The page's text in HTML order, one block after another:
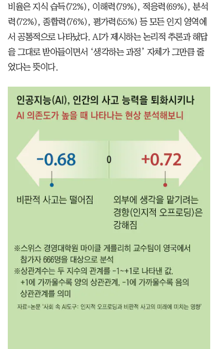
비율은 지식 습득(72%), 이해력(79%), 적응력(69%), 분석
력(72%), 종합력(76%), 평가력(55%) 등 모든 인지 영역에
서 공통적으로 나타났다. AI가 제시하는 논리적 추론과 해답
을 그대로 받아들이면서 ‘생각하는 과정’ 자체가 그만큼 줄
었다는 뜻이다.